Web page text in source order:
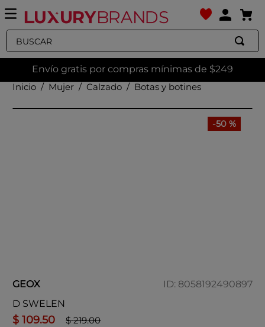
Buscar
Envío gratis por compras mínimas de $249
Mujer
Calzado Botas y botines
-50 %
GEOX ID: 8058192490897
D SWELEN
$ 109.50 $ 219.00